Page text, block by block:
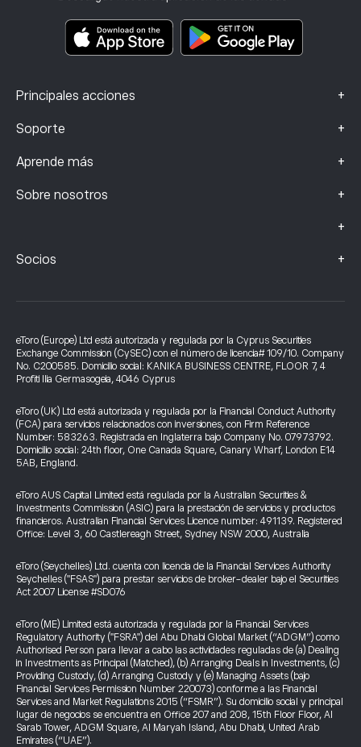
Principales acciones +
Soporte +
Aprende más +
Sobre nosotros +
+
Documentos de información clave
Datos de reclamaciones (clientes de la FCA)
Socios +
eToro (Europe) Ltd está autorizada y regulada por la Cyprus Securities
Exchange Commission (CySEC) con el número de licencia# 109/10. Company
No. C200585. Domicilio social: KANIKA BUSINESS CENTRE, FLOOR 7, 4
Profiti Ilia Germasogeia, 4046 Cyprus
eToro (UK) Ltd está autorizada y regulada por la Financial Conduct Authority
(FCA) para servicios relacionados con inversiones, con Firm Reference
Number: 583263. Registrada en Inglaterra bajo Company No. 07973792.
Domicilio social: 24th floor, One Canada Square, Canary Wharf, London E14
5AB, England.
eToro AUS Capital Limited está regulada por la Australian Securities &
Investments Commission (ASIC) para la prestación de servicios y productos
financieros. Australian Financial Services Licence number: 491139. Registered
Office: Level 3, 60 Castlereagh Street, Sydney NSW 2000, Australia
eToro (Seychelles) Ltd. cuenta con licencia de la Financial Services Authority
Seychelles ("FSAS") para prestar servicios de broker-dealer bajo el Securities
Act 2007 License #SD076
eToro (ME) Limited está autorizada y regulada por la Financial Services
Regulatory Authority ("FSRA") del Abu Dhabi Global Market (“ADGM”) como
Authorised Person para llevar a cabo las actividades reguladas de (a) Dealing
in Investments as Principal (Matched), (b) Arranging Deals in Investments, (c)
Providing Custody, (d) Arranging Custody y (e) Managing Assets (bajo
Financial Services Permission Number 220073) conforme a las Financial
Services and Market Regulations 2015 (“FSMR”). Su domicilio social y principal
lugar de negocios se encuentra en Office 207 and 208, 15th Floor Floor, Al
Sarab Tower, ADGM Square, Al Maryah Island, Abu Dhabi, United Arab
Emirates (“UAE”).